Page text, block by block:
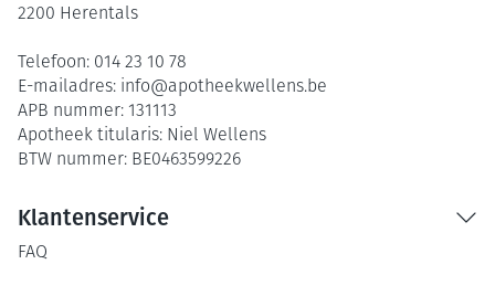
2200 Herentals
Telefoon: 014 23 10 78
E-mailadres: info@apotheekwellens.be
APB nummer: 131113
Apotheek titularis: Niel Wellens
BTW nummer: BE0463599226
Klantenservice
FAQ